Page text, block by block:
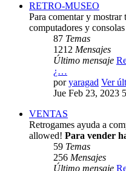
RETRO-MUSEO
Para comentar y
computadores y
87 Temas
1212 Mensajes
Último mensaje
¿…
poryaragad Ver
Jue Feb 23, 2023
VENTAS
Retrogames ayuda a
allowed! Para vender
59 Temas
256 Mensajes
Último mensaje